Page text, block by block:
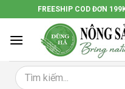
đến
dung
FREESHIP COD ĐƠN